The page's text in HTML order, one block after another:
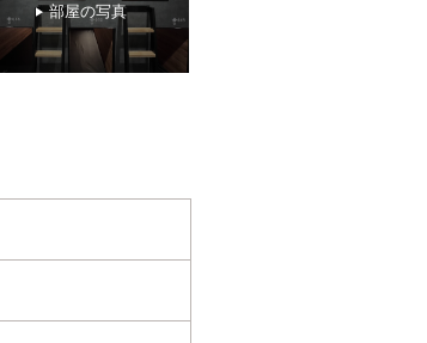
部屋の写真